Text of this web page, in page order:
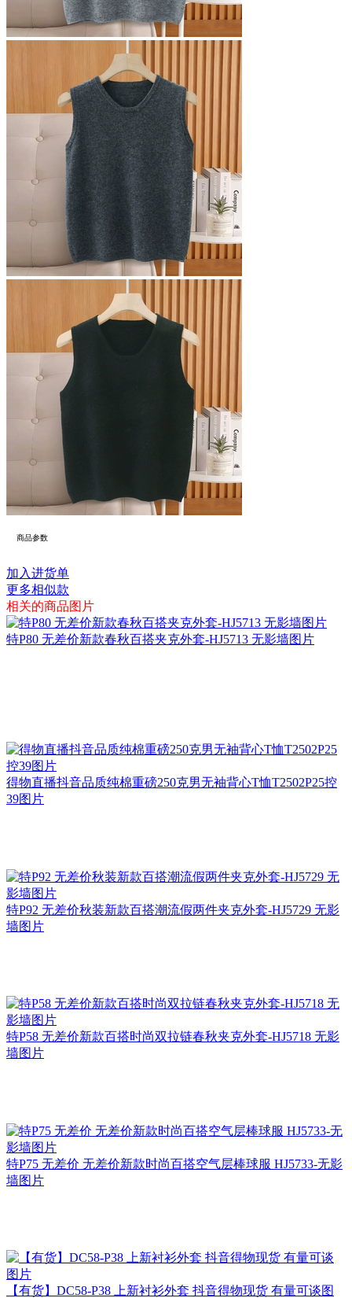
商品参数
加入进货单
更多相似款
相关的商品图片
特P80 无差价新款春秋百搭夹克外套-HJ5713 无影墙图片
得物直播抖音品质纯棉重磅250克男无袖背心T恤T2502P25控
39图片
特P92 无差价秋装新款百搭潮流假两件夹克外套-HJ5729 无影
墙图片
特P58 无差价新款百搭时尚双拉链春秋夹克外套-HJ5718 无影
墙图片
特P75 无差价 无差价新款时尚百搭空气层棒球服 HJ5733-无影
墙图片
【有货】DC58-P38 上新衬衫外套 抖音得物现货 有量可谈图